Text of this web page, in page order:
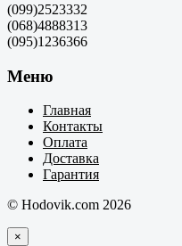
(099)2523332
(068)4888313
(095)1236366
Меню
Главная
Контакты
Оплата
Доставка
Гарантия
© Hodovik.com 2026
×